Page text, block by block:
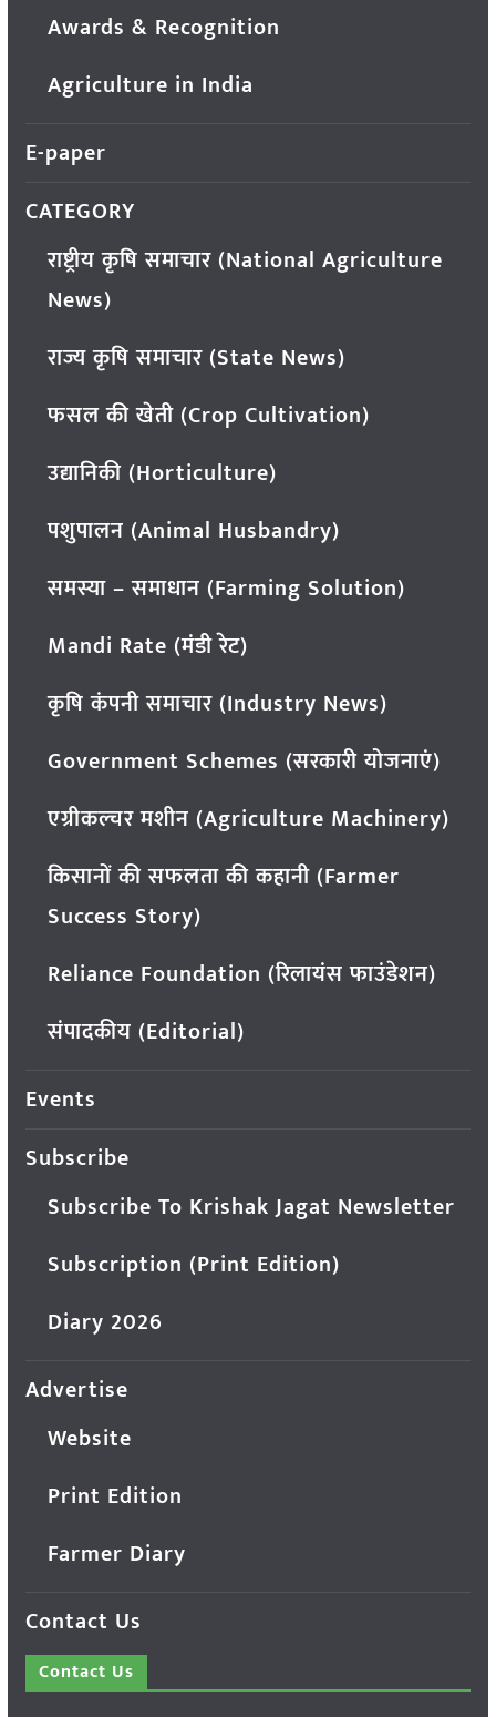
Awards & Recognition
Agriculture in India
E-paper
CATEGORY
राष्ट्रीय कृषि समाचार (National Agriculture
News)
राज्य कृषि समाचार (State News)
फसल की खेती (Crop Cultivation)
उद्यानिकी (Horticulture)
पशुपालन (Animal Husbandry)
समस्या – समाधान (Farming Solution)
Mandi Rate (मंडी रेट)
कृषि कंपनी समाचार (Industry News)
Government Schemes (सरकारी योजनाएं)
एग्रीकल्चर मशीन (Agriculture Machinery)
किसानों की सफलता की कहानी (Farmer
Success Story)
Reliance Foundation (रिलायंस फाउंडेशन)
संपादकीय (Editorial)
Events
Subscribe
Subscribe To Krishak Jagat Newsletter
Subscription (Print Edition)
Diary 2026
Advertise
Website
Print Edition
Farmer Diary
Contact Us
Contact Us